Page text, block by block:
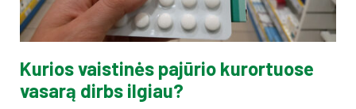
Kurios vaistinės pajūrio kurortuose
vasarą dirbs ilgiau?